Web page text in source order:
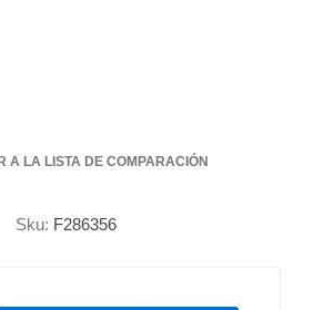
A LA LISTA DE COMPARACIÓN
Sku: F286356